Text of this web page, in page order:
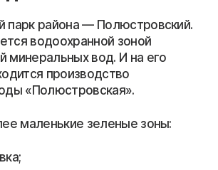
парк района — Полюстровский.
водоохранной зоной
минеральных вод. И на его
производство
«Полюстровская».
маленькие зеленые зоны: